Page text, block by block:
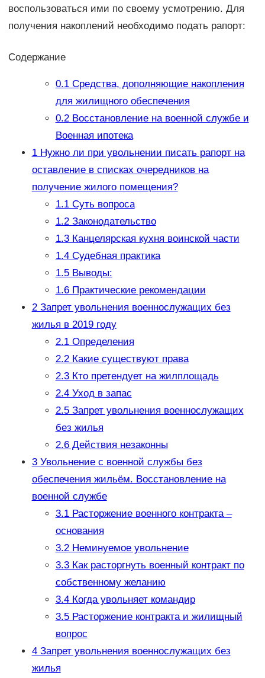
воспользоваться ими по своему усмотрению. Для
получения накоплений необходимо подать рапорт:
Содержание
0.1Средства, дополняющие накопления
для жилищного обеспечения
0.2Восстановление на военной службе и
Военная ипотека
1Нужно ли при увольнении писать рапорт на
оставление в списках очередников на
получение жилого помещения?
1.1Суть вопроса
1.2Законодательство
1.3Канцелярская кухня воинской части
1.4Судебная практика
1.5Выводы:
1.6Практические рекомендации
2Запрет увольнения военнослужащих без
жилья в 2019 году
2.1Определения
2.2Какие существуют права
2.3Кто претендует на жилплощадь
2.4Уход в запас
2.5Запрет увольнения военнослужащих
без жилья
2.6Действия незаконны
3Увольнение с военной службы без
обеспечения жильём. Восстановление на
военной службе
3.1Расторжение военного контракта –
основания
3.2Неминуемое увольнение
3.3Как расторгнуть военный контракт по
собственному желанию
3.4Когда увольняет командир
3.5Расторжение контракта и жилищный
вопрос
4Запрет увольнения военнослужащих без
жилья